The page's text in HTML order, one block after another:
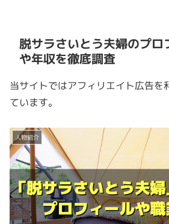
脱サラさいとう夫婦のプロ
や年収を徹底調査
当サイトではアフィリエイト広告を
ています。
人物紹介